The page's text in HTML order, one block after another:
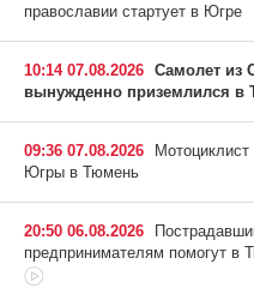
православии стартует в Югре
10:14 07.08.2026 Самолет из
вынужденно приземлился в
09:36 07.08.2026
Мотоциклист
Югры в Тюмень
20:50 06.08.2026
предпринимателям помогут в